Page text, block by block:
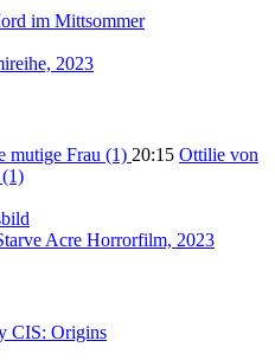
im Mittsommer
2023
20:15 Ottilie von
Acre Horrorfilm, 2023
CIS: Origins